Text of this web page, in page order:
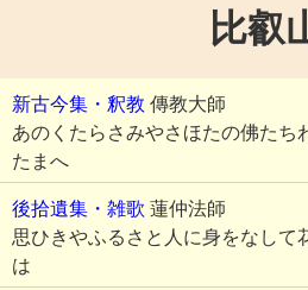
比叡
新古今集・釈教 傳教大師
あのくたらさみやさほたの佛たち
たまへ
後拾遺集・雑歌 蓮仲法師
思ひきやふるさと人に身をなして
は